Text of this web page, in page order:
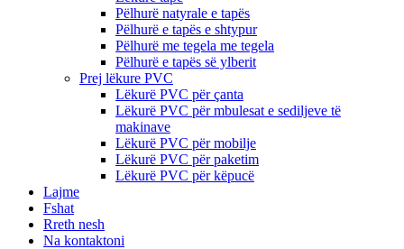
Pëlhurë natyrale e tapës
Pëlhurë e tapës e shtypur
Pëlhurë me tegela me tegela
Pëlhurë e tapës së ylberit
Prej lëkure PVC
Lëkurë PVC për çanta
Lëkurë PVC për mbulesat e sediljeve të
makinave
Lëkurë PVC për mobilje
Lëkurë PVC për paketim
Lëkurë PVC për këpucë
Lajme
Fshat
Rreth nesh
Na kontaktoni